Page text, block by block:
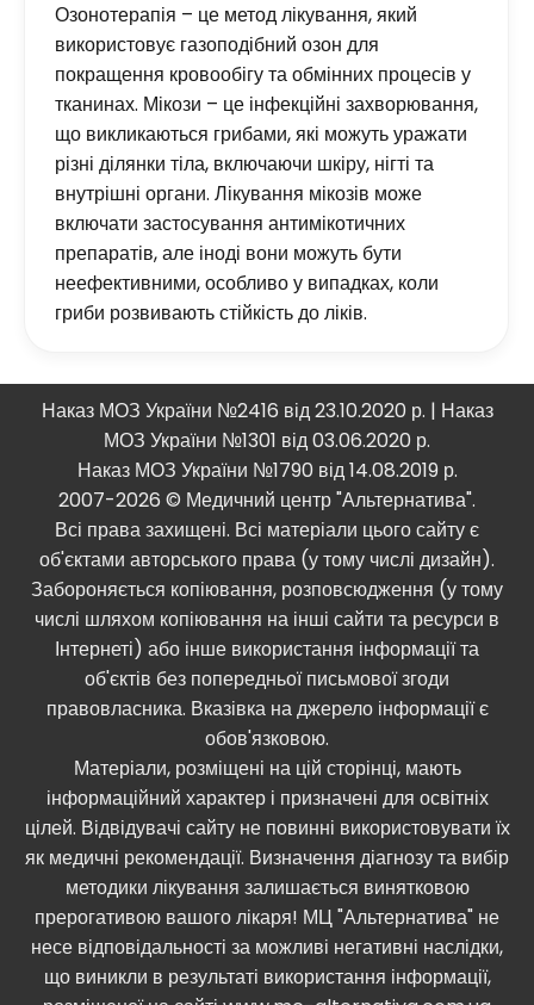
Озонотерапія – це метод лікування, який
використовує газоподібний озон для
покращення кровообігу та обмінних процесів у
тканинах. Мікози – це інфекційні захворювання,
що викликаються грибами, які можуть уражати
різні ділянки тіла, включаючи шкіру, нігті та
внутрішні органи. Лікування мікозів може
включати застосування антимікотичних
препаратів, але іноді вони можуть бути
неефективними, особливо у випадках, коли
гриби розвивають стійкість до ліків.
Наказ МОЗ України №2416 від 23.10.2020 р. | Наказ
МОЗ України №1301 від 03.06.2020 р.
Наказ МОЗ України №1790 від 14.08.2019 р.
2007-2026 © Медичний центр "Альтернатива".
Всі права захищені. Всі матеріали цього сайту є
об'єктами авторського права (у тому числі дизайн).
Забороняється копіювання, розповсюдження (у тому
числі шляхом копіювання на інші сайти та ресурси в
Інтернеті) або інше використання інформації та
об'єктів без попередньої письмової згоди
правовласника. Вказівка ​​на джерело інформації є
обов'язковою.
Матеріали, розміщені на цій сторінці, мають
інформаційний характер і призначені для освітніх
цілей. Відвідувачі сайту не повинні використовувати їх
як медичні рекомендації. Визначення діагнозу та вибір
методики лікування залишається винятковою
прерогативою вашого лікаря! МЦ "Альтернатива" не
несе відповідальності за можливі негативні наслідки,
що виникли в результаті використання інформації,